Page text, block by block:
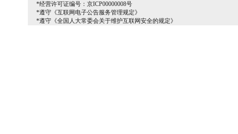
*经营许可证编号：京ICP00000008号
*遵守《互联网电子公告服务管理规定》
*遵守《全国人大常委会关于维护互联网安全的规定》